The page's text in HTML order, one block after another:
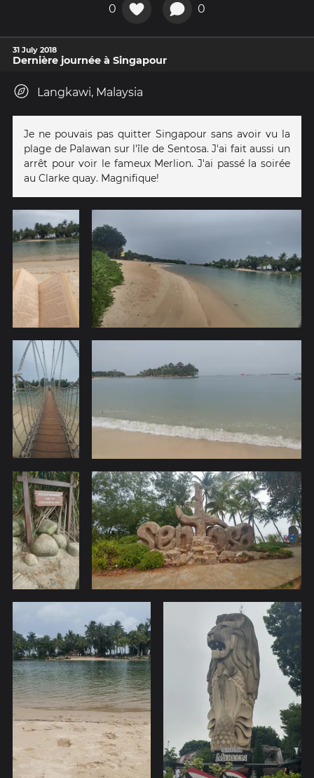
0 0
31 July 2018
Dernière journée à Singapour
Langkawi, Malaysia
Je ne pouvais pas quitter Singapour sans avoir vu la
plage de Palawan sur l'île de Sentosa. J'ai fait aussi un
arrêt pour voir le fameux Merlion. J'ai passé la soirée
au Clarke quay. Magnifique!